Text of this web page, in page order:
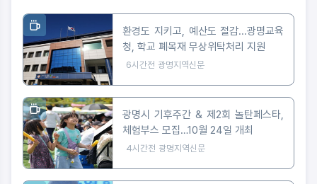
환경도 지키고, 예산도 절감...광명교육
청, 학교 폐목재 무상위탁처리 지원
6시간전 광명지역신문
광명시 기후주간 & 제2회 놀탄페스타,
체험부스 모집…10월 24일 개최
4시간전 광명지역신문